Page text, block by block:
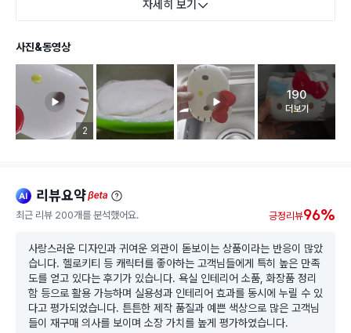
자세히 보기
사진&동영상
리뷰 이미지 등록 개수
2
고객 리뷰
190
더보기
ai 리뷰요약beta
최근 리뷰 200개를 분석했어요. 긍정리뷰96%
사랑스러운 디자인과 귀여운 외관이 돋보이는 상품이라는 반응이 많았
습니다. 헬로키티 등 캐릭터를 좋아하는 고객님들에게 특히 높은 만족
도를 얻고 있다는 후기가 있습니다. 욕실 인테리어 소품, 화장품 정리
함 등으로 활용 가능하며 실용성과 인테리어 효과를 동시에 누릴 수 있
다고 평가되었습니다. 튼튼한 제작 품질과 예쁜 색상으로 많은 고객님
들이 재구매 의사를 보이며 소장 가치를 높게 평가하였습니다.